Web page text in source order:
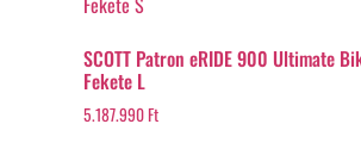
SCOTT Patron eRIDE 900 Ultimate
Fekete L
5.187.990Ft